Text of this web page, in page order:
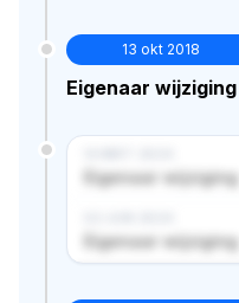
13 okt 2018
Eigenaar wijziging
Eigenaar wijziging
Eigenaar wijziging